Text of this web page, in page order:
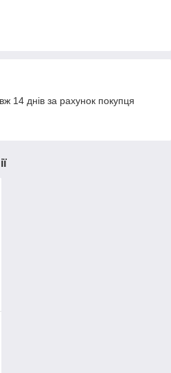
14 днів за рахунок покупця